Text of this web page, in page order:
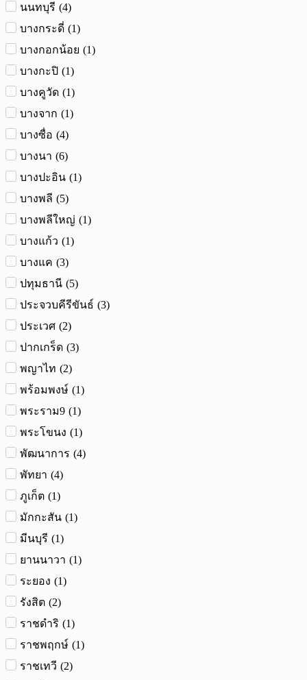
นนทบุรี (4)
บางกระดี่ (1)
บางกอกน้อย (1)
บางกะปิ (1)
บางคูวัด (1)
บางจาก (1)
บางซื่อ (4)
บางนา (6)
บางปะอิน (1)
บางพลี (5)
บางพลีใหญ่ (1)
บางแก้ว (1)
บางแค (3)
ปทุมธานี (5)
ประจวบคีรีขันธ์ (3)
ประเวศ (2)
ปากเกร็ด (3)
พญาไท (2)
พร้อมพงษ์ (1)
พระราม9 (1)
พระโขนง (1)
พัฒนาการ (4)
พัทยา (4)
ภูเก็ต (1)
มักกะสัน (1)
มีนบุรี (1)
ยานนาวา (1)
ระยอง (1)
รังสิต (2)
ราชดำริ (1)
ราชพฤกษ์ (1)
ราชเทวี (2)